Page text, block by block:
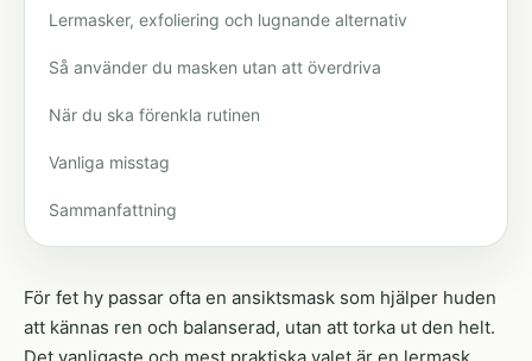
Lermasker, exfoliering och lugnande alternativ
Så använder du masken utan att överdriva
När du ska förenkla rutinen
Vanliga misstag
Sammanfattning
För fet hy passar ofta en ansiktsmask som hjälper huden
att kännas ren och balanserad, utan att torka ut den helt.